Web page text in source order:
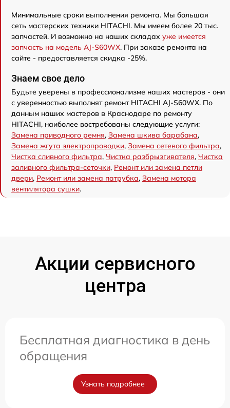
Минимальные сроки выполнения ремонта. Мы большая
сеть мастерских техники HITACHI. Мы имеем более 20 тыс.
запчастей. И возможно на наших складах уже имеется
запчасть на модель AJ-S60WX. При заказе ремонта на
сайте - предоставляется скидка -25%.
Знаем свое дело
Будьте уверены в профессионализме наших мастеров - они
с уверенностью выполнят ремонт HITACHI AJ-S60WX. По
данным наших мастеров в Краснодаре по ремонту
HITACHI, наиболее востребованы следующие услуги:
Замена приводного ремня, Замена шкива барабана,
Замена жгута электропроводки, Замена сетевого фильтра,
Чистка сливного фильтра, Чистка разбрызгивателя, Чистка
заливного фильтра-сеточки, Ремонт или замена петли
двери, Ремонт или замена патрубка, Замена мотора
вентилятора сушки.
Акции сервисного
центра
Бесплатная диагностика в день
обращения
Узнать подробнее